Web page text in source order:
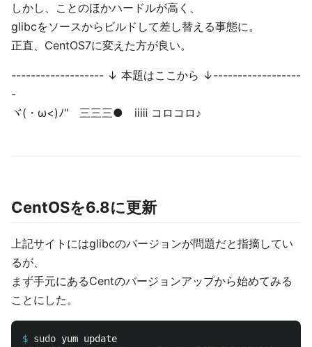
しかし、ことのほかハードルが高く、
glibcをソースからビルドして差し替える事態に。
正直、CentOS7に変えた方が良い。
------------------- ↓ 本題はここから ↓------------------
-
ヾ(・ω<)ﾉ" 三三三● ⅱⅲ コロコロ♪
CentOSを6.8に更新
上記サイトにはglibcのバージョンが問題だと指摘してい
るが、
まず手元にあるCentのバージョンアップから始めてみる
ことにした。
$ sudo